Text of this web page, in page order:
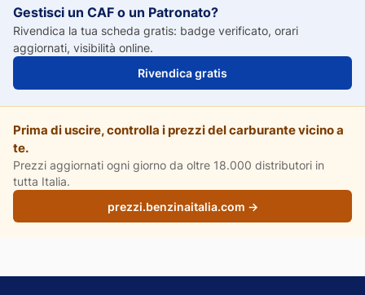
Gestisci un CAF o un Patronato?
Rivendica la tua scheda gratis: badge verificato, orari
aggiornati, visibilità online.
Rivendica gratis
Prima di uscire, controlla i prezzi del carburante vicino a
te.
Prezzi aggiornati ogni giorno da oltre 18.000 distributori in
tutta Italia.
prezzi.benzinaitalia.com →